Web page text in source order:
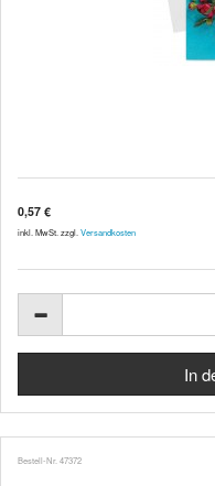
0,57 €
inkl. MwSt. zzgl. Versandkosten
Bestell-Nr. 47372